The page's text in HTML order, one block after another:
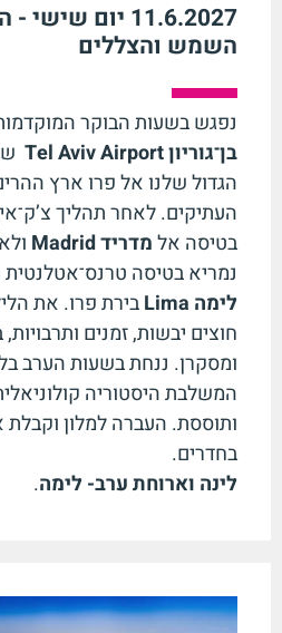
11.6.2027 יום
השמש והצללים
נפגש בשעות הבוקר
בן־גוריון
הגדול שלנו אל פרו ארץ
העתיקים. לאחר תהליך
בטיסה אלמדריד
נמריא בטיסה טרנס־אטלנטית
לימה
בירת פרו. את
חוצים יבשות, זמנים
ומסקרן. ננחת בשעות הערב
המשלבת היסטוריה
ותוססת. העברה למלון
בחדרים.
לינה וארוחת ערב- לימה.